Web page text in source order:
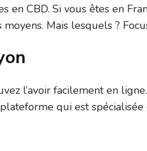
CBD. Si vous êtes en
Mais lesquels ?
l’avoir facilement en
qui est spécialisée